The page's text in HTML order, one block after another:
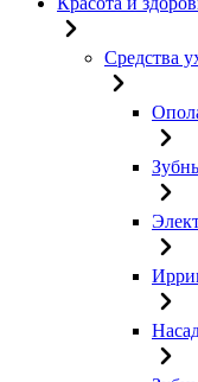
Средства